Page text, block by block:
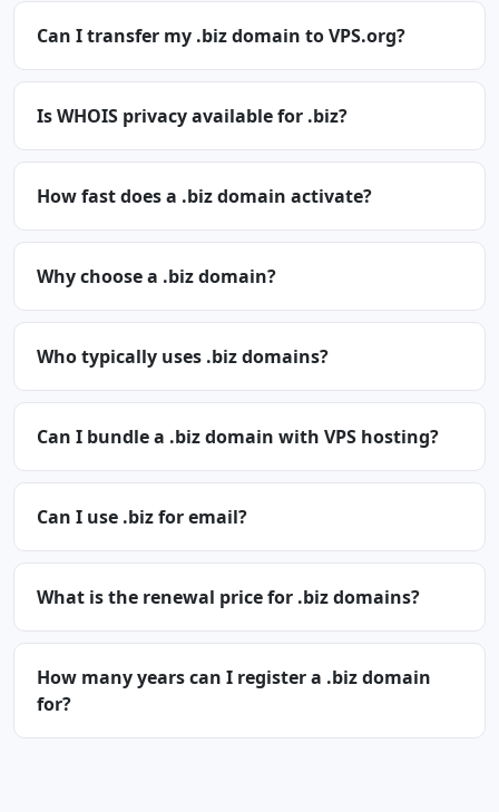
Can I transfer my .biz domain to VPS.org?
Is WHOIS privacy available for .biz?
How fast does a .biz domain activate?
Why choose a .biz domain?
Who typically uses .biz domains?
Can I bundle a .biz domain with VPS hosting?
Can I use .biz for email?
What is the renewal price for .biz domains?
How many years can I register a .biz domain
for?